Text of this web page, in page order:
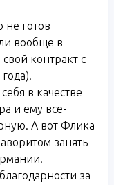
не готов
вообще в
контракт с
в качестве
и ему все-
А вот Флика
занять
за